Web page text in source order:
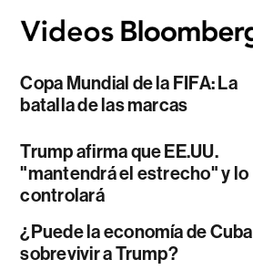
Copa Mundial de la FIFA: La
batalla de las marcas
Trump afirma que EE.UU.
"mantendrá el estrecho" y lo
controlará
¿Puede la economía de Cuba
sobrevivir a Trump?